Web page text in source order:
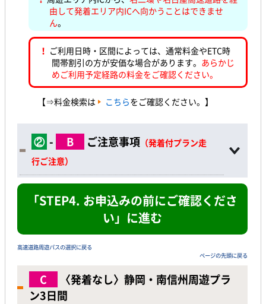
由して発着エリア内ICへ向かうことはできませ
ん。
！ ご利用日時・区間によっては、通常料金やETC時
間帯割引の方が安価な場合があります。 あらかじ
めご利用予定経路の料金をご確認ください。
【⇒料金検索は こちらをご確認ください。】
② - B ご注意事項 （発着付プラン走
行ご注意）
「STEP4. お申込みの前にご確認くださ
い」に進む
高速道路周遊パスの選択に戻る
ページの先頭に戻る
C
〈発着なし〉静岡・南信州周遊プラ
ン3日間